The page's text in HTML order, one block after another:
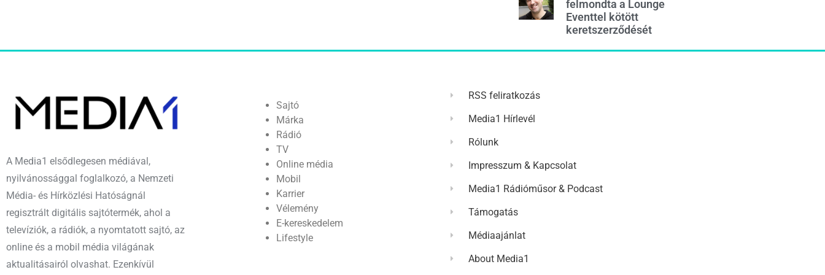
felmondta a Lounge
Eventtel kötött
keretszerződését
A Media1 elsődlegesen médiával,
nyilvánossággal foglalkozó, a Nemzeti
Média- és Hírközlési Hatóságnál
regisztrált digitális sajtótermék, ahol a
televíziók, a rádiók, a nyomtatott sajtó, az
online és a mobil média világának
aktualitásairól olvashat. Ezenkívül
Sajtó
Márka
Rádió
TV
Online média
Mobil
Karrier
Vélemény
E-kereskedelem
Lifestyle
RSS feliratkozás
Media1 Hírlevél
Rólunk
Impresszum & Kapcsolat
Media1 Rádióműsor & Podcast
Támogatás
Médiaajánlat
About Media1